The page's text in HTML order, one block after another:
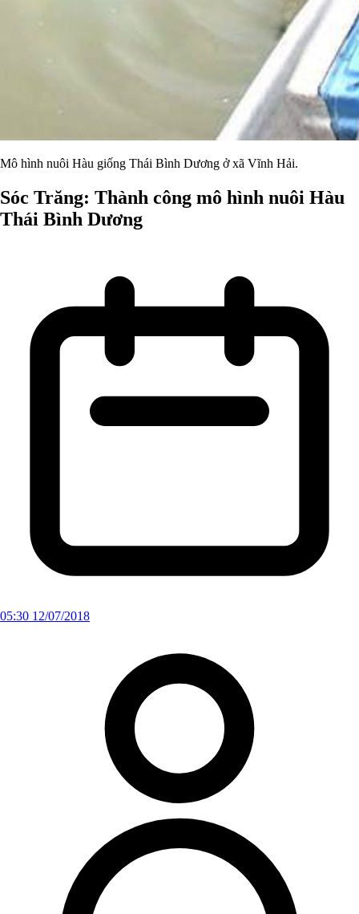
Mô hình nuôi Hàu giống Thái Bình Dương ở xã Vĩnh Hải.
Sóc Trăng: Thành công mô hình nuôi Hàu
Thái Bình Dương
05:30 12/07/2018